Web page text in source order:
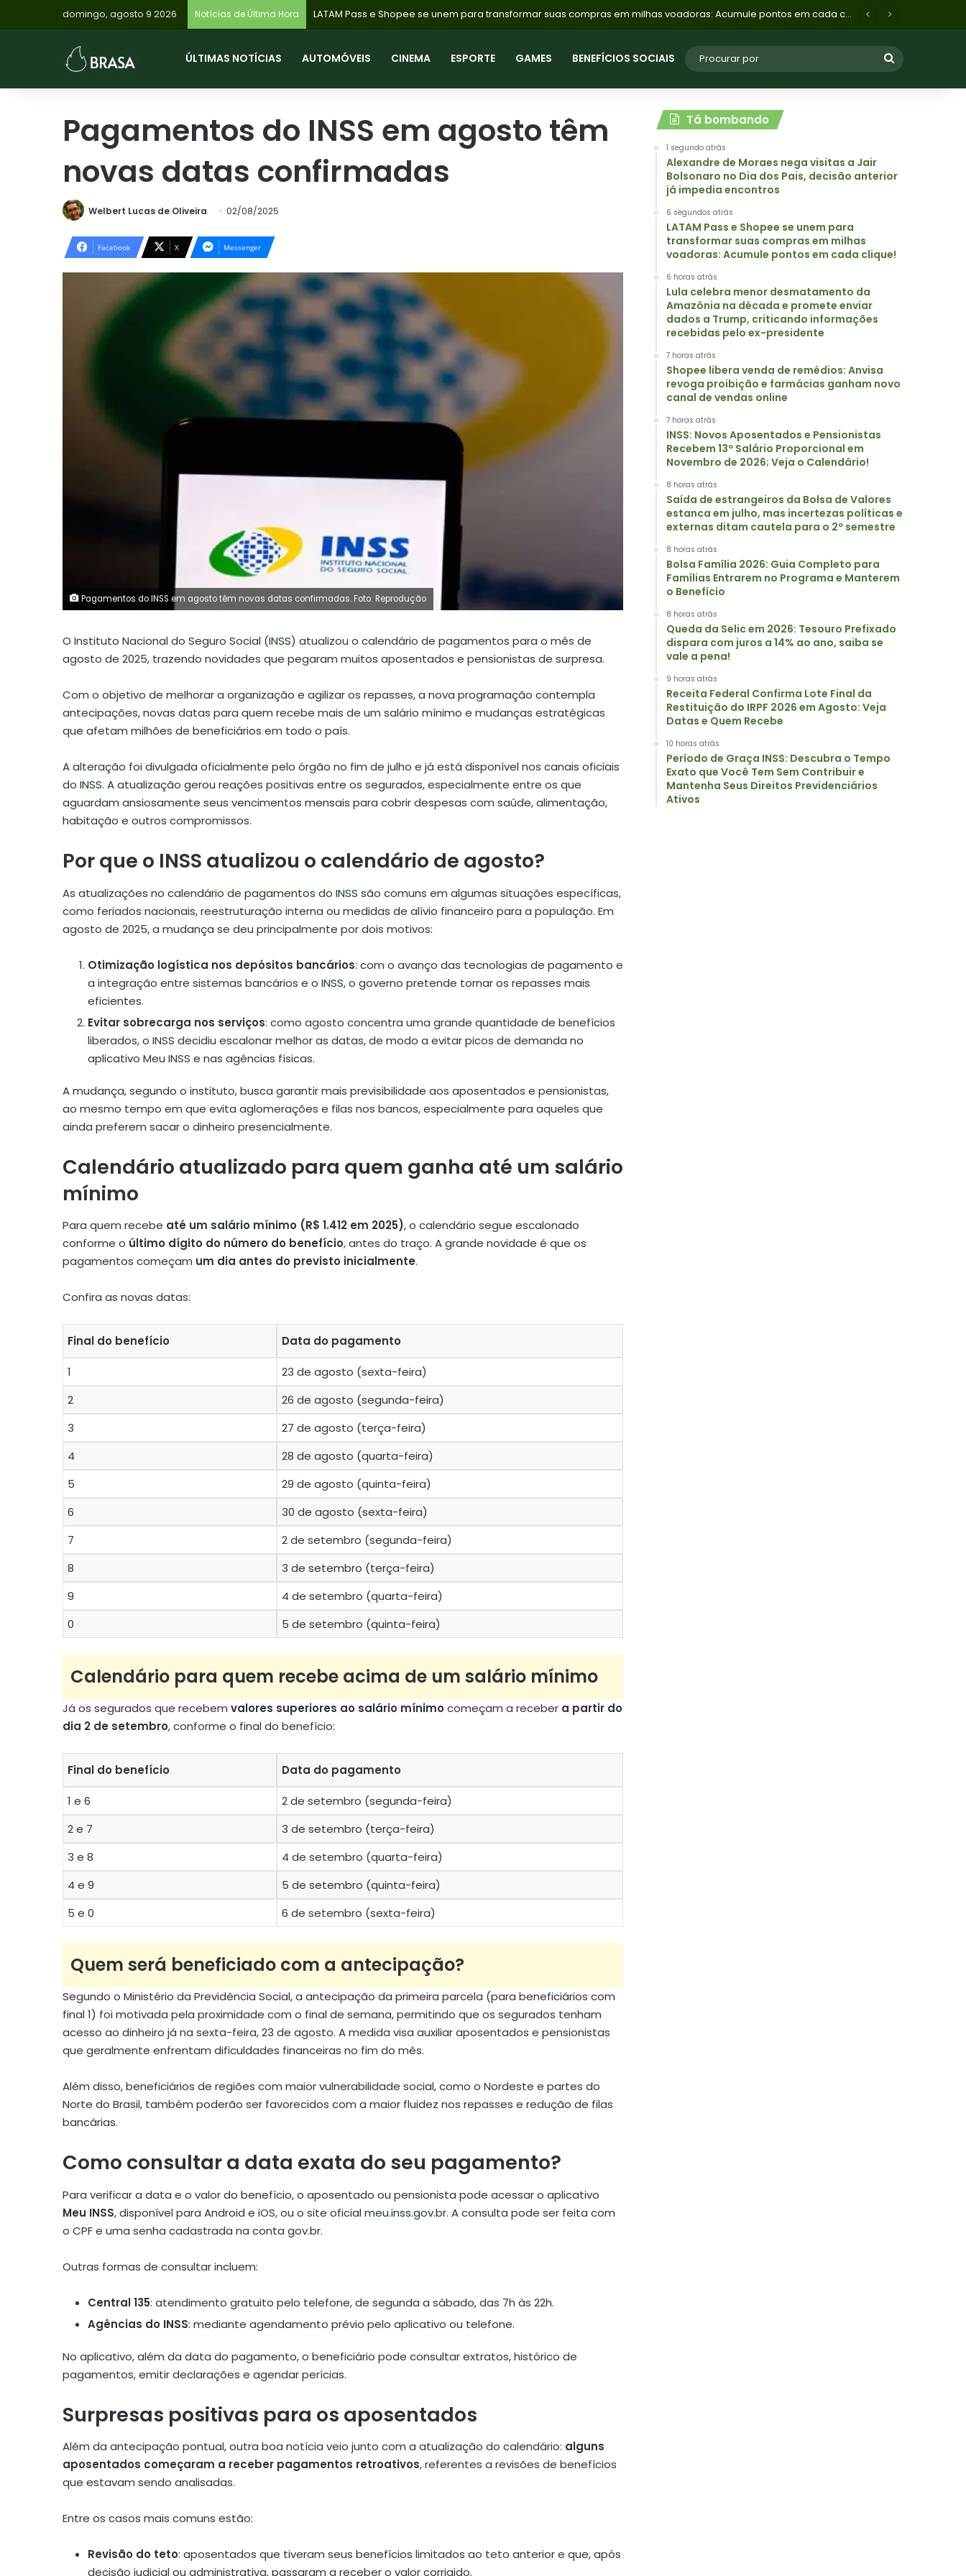
domingo, agosto 9 2026 Notícias de Última Hora Lula celebra menor desmatamento da Amazônia na década e promete enviar dados a Trump, criticando informações recebidas pelo ex-presidente
ÚLTIMAS NOTÍCIAS AUTOMÓVEIS CINEMA ESPORTE GAMES BENEFÍCIOS SOCIAIS
Pagamentos do INSS em agosto têm
novas datas confirmadas
Welbert Lucas de Oliveira 02/08/2025
Facebook X Messenger
Pagamentos do INSS em agosto têm novas datas confirmadas. Foto: Reprodução
O Instituto Nacional do Seguro Social (INSS) atualizou o calendário de pagamentos para o mês de
agosto de 2025, trazendo novidades que pegaram muitos aposentados e pensionistas de surpresa.
Com o objetivo de melhorar a organização e agilizar os repasses, a nova programação contempla
antecipações, novas datas para quem recebe mais de um salário mínimo e mudanças estratégicas
que afetam milhões de beneficiários em todo o país.
A alteração foi divulgada oficialmente pelo órgão no fim de julho e já está disponível nos canais oficiais
do INSS. A atualização gerou reações positivas entre os segurados, especialmente entre os que
aguardam ansiosamente seus vencimentos mensais para cobrir despesas com saúde, alimentação,
habitação e outros compromissos.
Por que o INSS atualizou o calendário de agosto?
As atualizações no calendário de pagamentos do INSS são comuns em algumas situações específicas,
como feriados nacionais, reestruturação interna ou medidas de alívio financeiro para a população. Em
agosto de 2025, a mudança se deu principalmente por dois motivos:
Otimização logística nos depósitos bancários: com o avanço das tecnologias de pagamento e
a integração entre sistemas bancários e o INSS, o governo pretende tornar os repasses mais
eficientes.
Evitar sobrecarga nos serviços: como agosto concentra uma grande quantidade de benefícios
liberados, o INSS decidiu escalonar melhor as datas, de modo a evitar picos de demanda no
aplicativo Meu INSS e nas agências físicas.
A mudança, segundo o instituto, busca garantir mais previsibilidade aos aposentados e pensionistas,
ao mesmo tempo em que evita aglomerações e filas nos bancos, especialmente para aqueles que
ainda preferem sacar o dinheiro presencialmente.
Calendário atualizado para quem ganha até um salário
mínimo
Para quem recebe até um salário mínimo (R$ 1.412 em 2025), o calendário segue escalonado
conforme o último dígito do número do benefício, antes do traço. A grande novidade é que os
pagamentos começam um dia antes do previsto inicialmente.
Confira as novas datas:
Final do benefício Data do pagamento
1
23 de agosto (sexta-feira)
2
26 de agosto (segunda-feira)
3
27 de agosto (terça-feira)
4
28 de agosto (quarta-feira)
5
29 de agosto (quinta-feira)
6
30 de agosto (sexta-feira)
7
2 de setembro (segunda-feira)
8
3 de setembro (terça-feira)
9
4 de setembro (quarta-feira)
0
5 de setembro (quinta-feira)
Calendário para quem recebe acima de um salário mínimo
Já os segurados que recebem valores superiores ao salário mínimo começam a receber a partir do
dia 2 de setembro, conforme o final do benefício:
Final do benefício Data do pagamento
1 e 6
2 de setembro (segunda-feira)
2 e 7
3 de setembro (terça-feira)
3 e 8
4 de setembro (quarta-feira)
4 e 9
5 de setembro (quinta-feira)
5 e 0
6 de setembro (sexta-feira)
Quem será beneficiado com a antecipação?
Segundo o Ministério da Previdência Social, a antecipação da primeira parcela (para beneficiários com
final 1) foi motivada pela proximidade com o final de semana, permitindo que os segurados tenham
acesso ao dinheiro já na sexta-feira, 23 de agosto. A medida visa auxiliar aposentados e pensionistas
que geralmente enfrentam dificuldades financeiras no fim do mês.
Além disso, beneficiários de regiões com maior vulnerabilidade social, como o Nordeste e partes do
Norte do Brasil, também poderão ser favorecidos com a maior fluidez nos repasses e redução de filas
bancárias.
Como consultar a data exata do seu pagamento?
Para verificar a data e o valor do benefício, o aposentado ou pensionista pode acessar o aplicativo
Meu INSS, disponível para Android e iOS, ou o site oficial meu.inss.gov.br. A consulta pode ser feita com
o CPF e uma senha cadastrada na conta gov.br.
Outras formas de consultar incluem:
Central 135: atendimento gratuito pelo telefone, de segunda a sábado, das 7h às 22h.
Agências do INSS: mediante agendamento prévio pelo aplicativo ou telefone.
No aplicativo, além da data do pagamento, o beneficiário pode consultar extratos, histórico de
pagamentos, emitir declarações e agendar perícias.
Surpresas positivas para os aposentados
Além da antecipação pontual, outra boa notícia veio junto com a atualização do calendário: alguns
aposentados começaram a receber pagamentos retroativos, referentes a revisões de benefícios
que estavam sendo analisadas.
Entre os casos mais comuns estão:
Revisão do teto: aposentados que tiveram seus benefícios limitados ao teto anterior e que, após
decisão judicial ou administrativa, passaram a receber o valor corrigido.
Tá bombando
1 segundo atrás
Alexandre de Moraes nega visitas a Jair
Bolsonaro no Dia dos Pais, decisão anterior
já impedia encontros
6 segundos atrás
LATAM Pass e Shopee se unem para
transformar suas compras em milhas
voadoras: Acumule pontos em cada clique!
6 horas atrás
Lula celebra menor desmatamento da
Amazônia na década e promete enviar
dados a Trump, criticando informações
recebidas pelo ex-presidente
7 horas atrás
Shopee libera venda de remédios: Anvisa
revoga proibição e farmácias ganham novo
canal de vendas online
7 horas atrás
INSS: Novos Aposentados e Pensionistas
Recebem 13º Salário Proporcional em
Novembro de 2026; Veja o Calendário!
8 horas atrás
Saída de estrangeiros da Bolsa de Valores
estanca em julho, mas incertezas políticas e
externas ditam cautela para o 2º semestre
8 horas atrás
Bolsa Família 2026: Guia Completo para
Famílias Entrarem no Programa e Manterem
o Benefício
8 horas atrás
Queda da Selic em 2026: Tesouro Prefixado
dispara com juros a 14% ao ano, saiba se
vale a pena!
9 horas atrás
Receita Federal Confirma Lote Final da
Restituição do IRPF 2026 em Agosto: Veja
Datas e Quem Recebe
10 horas atrás
Período de Graça INSS: Descubra o Tempo
Exato que Você Tem Sem Contribuir e
Mantenha Seus Direitos Previdenciários
Ativos